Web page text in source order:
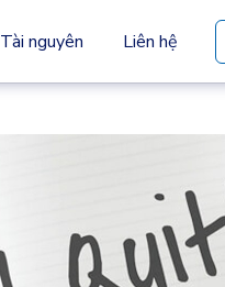
Tài nguyên Liên hệ